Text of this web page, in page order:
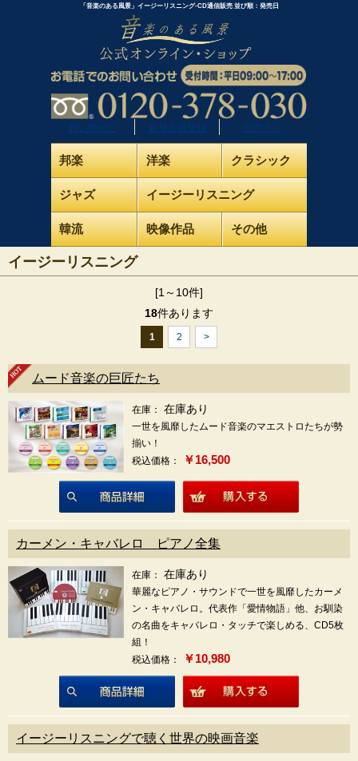
「音楽のある風景」イージーリスニング-CD通信販売 並び順：発売日
買い物かご 新規会員登録 ログイン
邦楽 洋楽 クラシック
ジャズ イージーリスニング
韓流 映像作品 その他
イージーリスニング
[1～10件]
18件あります
1 2 >
ムード音楽の巨匠たち
在庫： 在庫あり
一世を風靡したムード音楽のマエストロたちが勢
揃い！
税込価格：
￥16,500
商品詳細
カーメン・キャバレロ ピアノ全集
在庫： 在庫あり
華麗なピアノ・サウンドで一世を風靡したカーメ
ン・キャバレロ。代表作「愛情物語」他、お馴染
の名曲をキャバレロ・タッチで楽しめる、CD5枚
組！
税込価格：
￥10,980
商品詳細
イージーリスニングで聴く世界の映画音楽